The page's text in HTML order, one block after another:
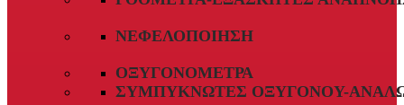
ΝΕΦΕΛΟΠΟΊΗΣΗ
ΟΞΥΓΟΝΌΜΕΤΡΑ
ΣΥΜΠΥΚΝΩΤΈΣ ΟΞΥΓΌΝΟΥ-